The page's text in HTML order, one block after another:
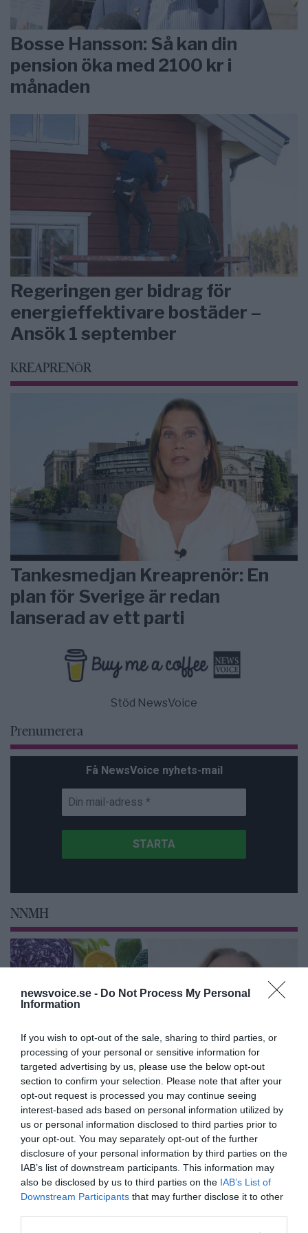
newsvoice.se - Do Not Process My Personal
Information
If you wish to opt-out of the sale, sharing to third parties, or
processing of your personal or sensitive information for
targeted advertising by us, please use the below opt-out
section to confirm your selection. Please note that after your
opt-out request is processed you may continue seeing
interest-based ads based on personal information utilized by
us or personal information disclosed to third parties prior to
your opt-out. You may separately opt-out of the further
disclosure of your personal information by third parties on the
IAB’s list of downstream participants. This information may
also be disclosed by us to third parties on the IAB’s List of
Downstream Participants that may further disclose it to other
Bosse Hansson: Så kan din
pension öka med 2100 kr i
månaden
Regeringen ger bidrag för
energieffektivare bostäder –
Ansök 1 september
KREAPRENÖR
Tankesmedjan Kreaprenör: En
plan för Sverige är redan
lanserad av ett parti
Stöd NewsVoice
Prenumerera
Få NewsVoice nyhets-mail
NNMH
Feberns viktiga roll för ett
välfungerande immunsystem
ANNONSER